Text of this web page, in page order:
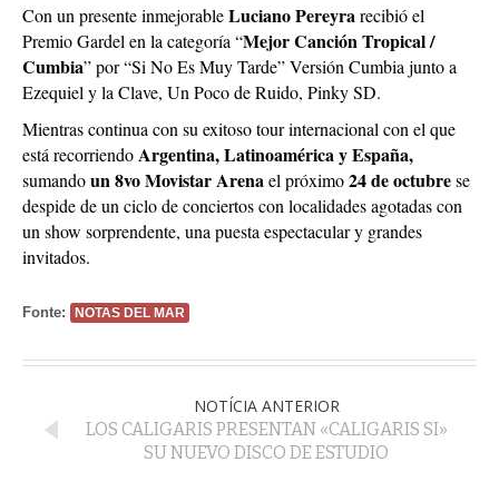
Con un presente inmejorableLuciano Pereyrarecibió el
Premio Gardel en la categoría “Mejor Canción Tropical /
Cumbia” por “Si No Es Muy Tarde” Versión Cumbia junto a
Ezequiel y la Clave, Un Poco de Ruido, Pinky SD.
Mientras continua con su exitoso tour internacional con el que
está recorriendoArgentina, Latinoamérica y España,
sumandoun 8vo Movistar Arenael próximo24 de octubrese
despide de un ciclo de conciertos con localidades agotadas con
un show sorprendente, una puesta espectacular y grandes
invitados.
Fonte: NOTAS DEL MAR
NOTÍCIA ANTERIOR
LOS CALIGARIS PRESENTAN «CALIGARIS SI»
SU NUEVO DISCO DE ESTUDIO